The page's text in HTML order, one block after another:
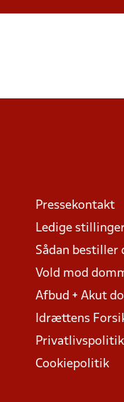
Pressekontakt
Ledige
Sådan bestiller
Vold mod
Afbud + Akut
Idrættens
Privatlivspolitik
Cookiepolitik